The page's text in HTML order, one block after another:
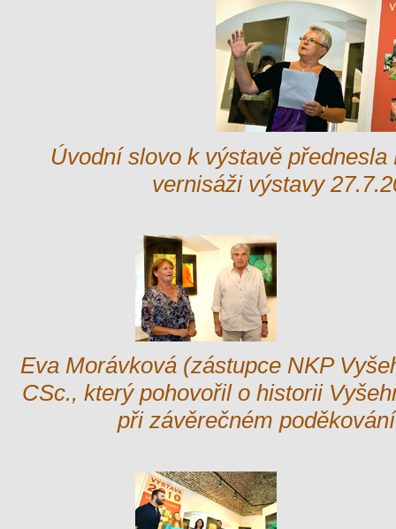
Úvodní slovo k výstavě
vernisáži výstavy
Eva Morávková (zástupce NKP
CSc., který pohovořil o historii
při závěrečném